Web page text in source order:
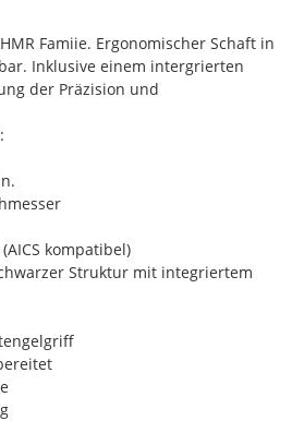
Famiie. Ergonomischer Schaft in
Inklusive einem intergrierten
der Präzision und
kompatibel)
Struktur mit integriertem